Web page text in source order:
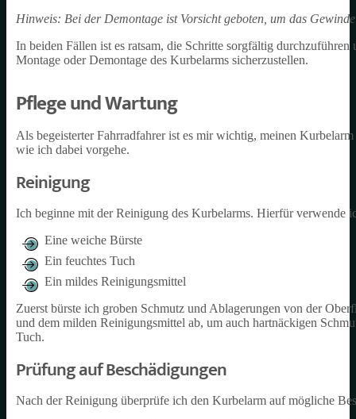
Hinweis: Bei der Demontage ist Vorsicht geboten, um das
In beiden Fällen ist es ratsam, die Schritte sorgfältig
Montage oder Demontage des Kurbelarms sicherzustellen.
Pflege und Wartung
Als begeisterter Fahrradfahrer ist es mir wichtig, meinen
wie ich dabei vorgehe.
Reinigung
Ich beginne mit der Reinigung des Kurbelarms. Hierfür verwende
Eine weiche Bürste
Ein feuchtes Tuch
Ein mildes Reinigungsmittel
Zuerst bürste ich groben Schmutz und Ablagerungen von der
und dem milden Reinigungsmittel ab, um auch hartnäckigen
Tuch.
Prüfung auf Beschädigungen
Nach der Reinigung überprüfe ich den Kurbelarm auf mögliche